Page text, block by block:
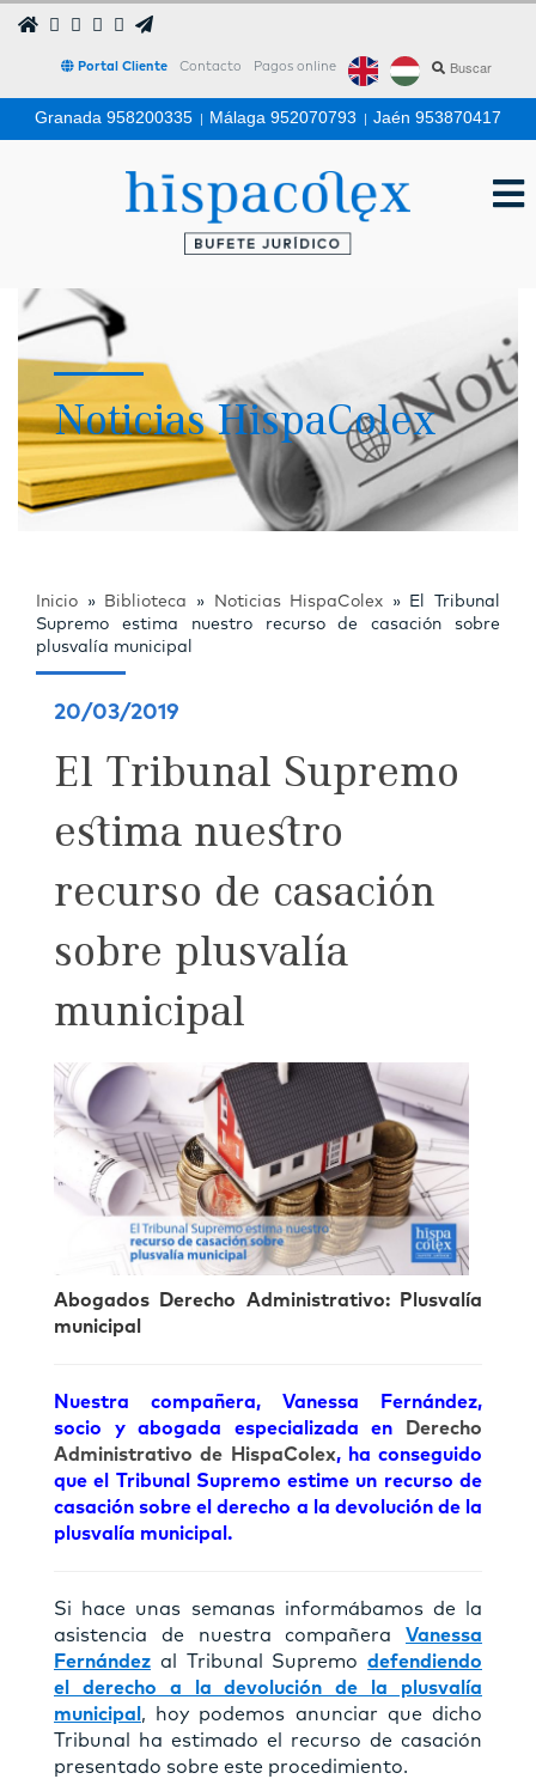
Portal Cliente Contacto Pagos online
Granada 958200335 | Málaga 952070793 | Jaén 953870417
Noticias HispaColex
Inicio » Biblioteca » Noticias HispaColex »
El Tribunal
Supremo estima nuestro recurso de casación sobre
plusvalía municipal
20/03/2019
El Tribunal Supremo
estima nuestro
recurso de casación
sobre plusvalía
municipal
Abogados Derecho Administrativo: Plusvalía
municipal
Nuestra compañera, Vanessa Fernández,
socio y abogada especializada en
Derecho
Administrativo de HispaColex, ha conseguido
que el Tribunal Supremo estime un recurso de
casación sobre el derecho a la devolución de la
plusvalía municipal.
Si hace unas semanas informábamos de la
asistencia de nuestra compañera Vanessa
Fernández al Tribunal Supremo defendiendo
el derecho a la devolución de la plusvalía
municipal , hoy podemos anunciar que dicho
Tribunal ha estimado el recurso de casación
presentado sobre este procedimiento.